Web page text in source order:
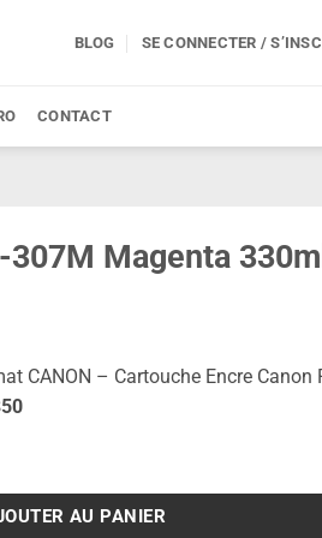
BLOG SE CONNECTER /
CONTACT
Magenta 330ml
CANON – Cartouche Encre Canon
AU PANIER